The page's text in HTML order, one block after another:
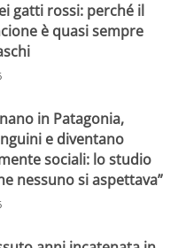
gatti rossi: perché il
è quasi sempre
in Patagonia,
e diventano
sociali: lo studio
nessuno si aspettava”